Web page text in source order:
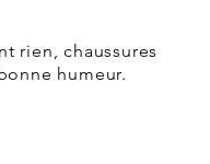
rien, chaussures
humeur.